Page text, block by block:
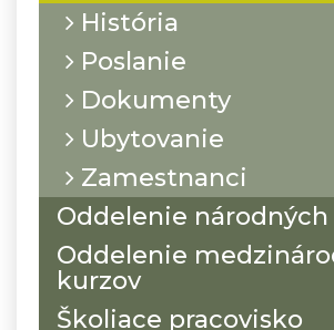
História
Poslanie
Dokumenty
Ubytovanie
Zamestnanci
Oddelenie
Oddelenie
kurzov
Školiace pracovisko